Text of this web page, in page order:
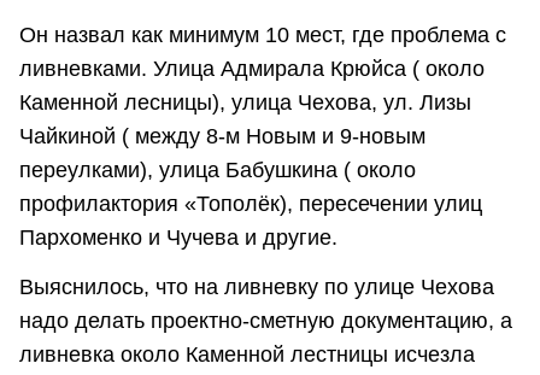
Он назвал как минимум 10 мест, где проблема с
ливневками. Улица Адмирала Крюйса ( около
Каменной лесницы), улица Чехова, ул. Лизы
Чайкиной ( между 8-м Новым и 9-новым
переулками), улица Бабушкина ( около
профилактория «Тополёк), пересечении улиц
Пархоменко и Чучева и другие.
Выяснилось, что на ливневку по улице Чехова
надо делать проектно-сметную документацию, а
ливневка около Каменной лестницы исчезла